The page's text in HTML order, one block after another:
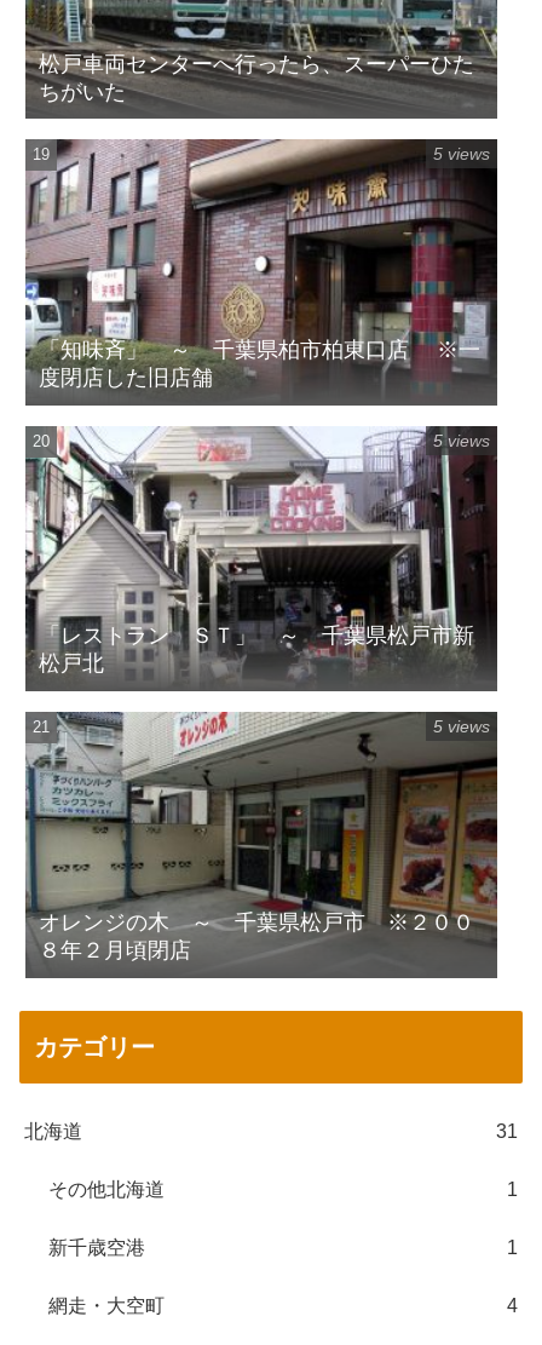
松戸車両センターへ行ったら、スーパーひた
ちがいた
「知味斉」 ～ 千葉県柏市柏東口店 ※一
度閉店した旧店舗
5 views
「レストラン ＳＴ」 ～ 千葉県松戸市新
松戸北
5 views
オレンジの木 ～ 千葉県松戸市 ※２００
８年２月頃閉店
5 views
カテゴリー
北海道 31
その他北海道 1
新千歳空港 1
網走・大空町 4